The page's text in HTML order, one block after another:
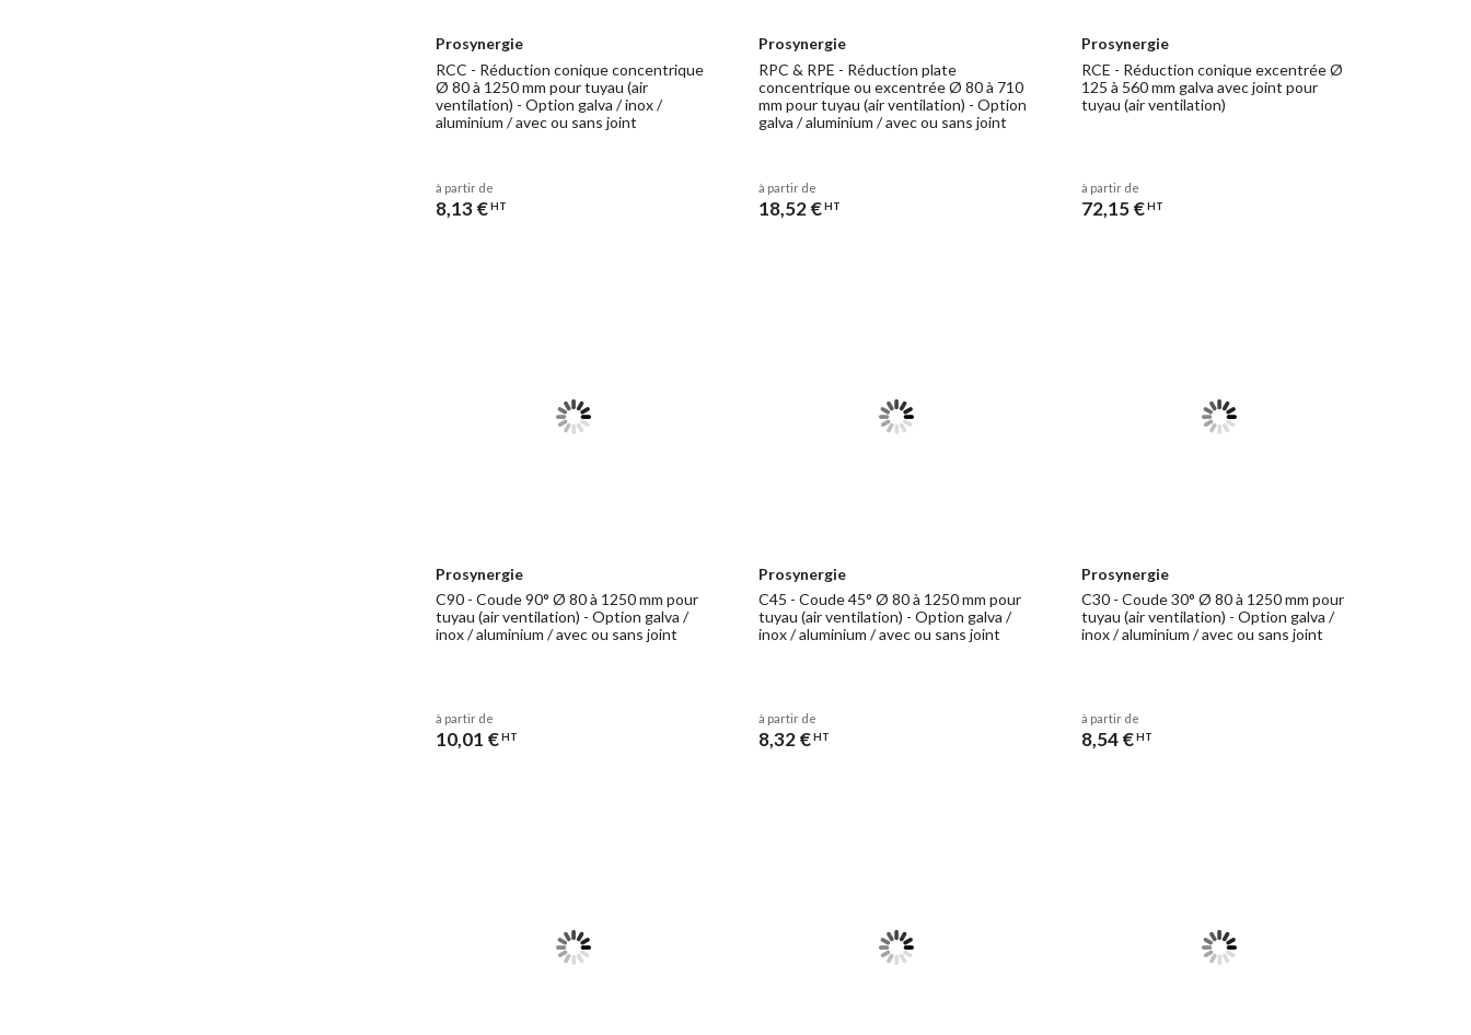
Prosynergie
RCC - Réduction conique concentrique
Ø 80 à 1250 mm pour tuyau (air
ventilation) - Option galva / inox /
aluminium / avec ou sans joint
à partir de
8,13 €HT
Prosynergie
RPC & RPE - Réduction plate
concentrique ou excentrée Ø 80 à 710
mm pour tuyau (air ventilation) - Option
galva / aluminium / avec ou sans joint
à partir de
18,52 €HT
Prosynergie
RCE - Réduction conique excentrée Ø
125 à 560 mm galva avec joint pour
tuyau (air ventilation)
à partir de
72,15 €HT
Prosynergie
C90 - Coude 90° Ø 80 à 1250 mm pour
tuyau (air ventilation) - Option galva /
inox / aluminium / avec ou sans joint
à partir de
10,01 €HT
Prosynergie
C45 - Coude 45° Ø 80 à 1250 mm pour
tuyau (air ventilation) - Option galva /
inox / aluminium / avec ou sans joint
à partir de
8,32 €HT
Prosynergie
C30 - Coude 30° Ø 80 à 1250 mm pour
tuyau (air ventilation) - Option galva /
inox / aluminium / avec ou sans joint
à partir de
8,54 €HT